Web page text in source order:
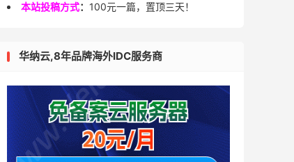
本站投稿方式： 100元一篇，置顶三天！
华纳云,8年品牌海外IDC服务商